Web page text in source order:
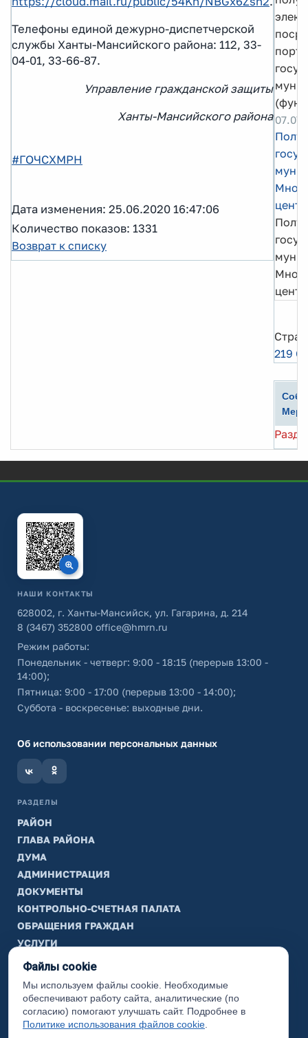
Телефоны единой дежурно-диспетчерской
службы Ханты-Мансийского района: 112, 33-
04-01, 33-66-87.
Управление гражданской защиты
Ханты-Мансийского района
#ГОЧСХМРН
Дата изменения: 25.06.2020 16:47:06
Количество показов: 1331
Возврат к списку
219
НАШИ КОНТАКТЫ
628002, г. Ханты-Мансийск, ул. Гагарина, д. 214
8 (3467) 352800 office@hmrn.ru
Режим работы:
Понедельник - четверг: 9:00 - 18:15 (перерыв 13:00 -
14:00);
Пятница: 9:00 - 17:00 (перерыв 13:00 - 14:00);
Суббота - воскресенье: выходные дни.
Об использовании персональных данных
РАЗДЕЛЫ
РАЙОН
ГЛАВА РАЙОНА
ДУМА
АДМИНИСТРАЦИЯ
ДОКУМЕНТЫ
КОНТРОЛЬНО-СЧЕТНАЯ ПАЛАТА
ОБРАЩЕНИЯ ГРАЖДАН
УСЛУГИ
ТИК
ИНФОРМАЦИЯ
Законодательная карта
Карта сайта
Файлы cookie
Мы используем файлы cookie. Необходимые
обеспечивают работу сайта, аналитические (по
согласию) помогают улучшать сайт. Подробнее в
Политике использования файлов cookie